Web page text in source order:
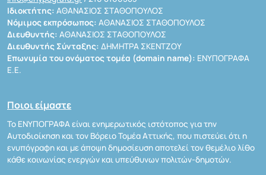
Ιδιοκτήτης: ΑΘΑΝΑΣΙΟΣ ΣΤΑΘΟΠΟΥΛΟΣ
Νόμιμος εκπρόσωπος: ΑΘΑΝΑΣΙΟΣ ΣΤΑΘΟΠΟΥΛΟΣ
Διευθυντής: ΑΘΑΝΑΣΙΟΣ ΣΤΑΘΟΠΟΥΛΟΣ
Διευθυντής Σύνταξης: ΔΗΜΗΤΡΑ ΣΚΕΝΤΖΟΥ
Επωνυμία του ονόματος τομέα (domain name): ΕΝΥΠΟΓΡΑΦΑ
Ε.Ε.
Ποιοι είμαστε
Το ΕΝΥΠΟΓΡΑΦΑ είναι ενημερωτικός ιστότοπος για την
Αυτοδιοίκηση και τον Βόρειο Τομέα Αττικής, που πιστεύει ότι η
ενυπόγραφη και με άποψη δημοσίευση αποτελεί τον θεμέλιο λίθο
κάθε κοινωνίας ενεργών και υπεύθυνων πολιτών-δημοτών.